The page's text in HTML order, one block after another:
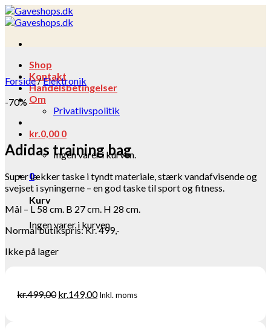
Skip
to
Shop
Kontakt
Handelsbetingelser
Om
Privatlivspolitik
kr.0,00 0
Ingen varer i kurven.
0
Kurv
Ingen varer i kurven.
Forside/Elektronik
-70%
Adidas training bag
Super lækker taske i tyndt materiale, stærk vandafvisende og
svejset i syningerne – en god taske til sport og fitness.
Mål – L 58 cm. B 27 cm. H 28 cm.
Normal butikspris: Kr. 499,-
Ikke på lager
kr.499,00 kr.149,00 Inkl. moms